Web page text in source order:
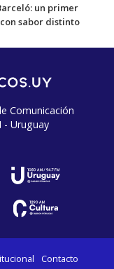
un primer
sabor distinto
Comunicación
- Uruguay
Contacto